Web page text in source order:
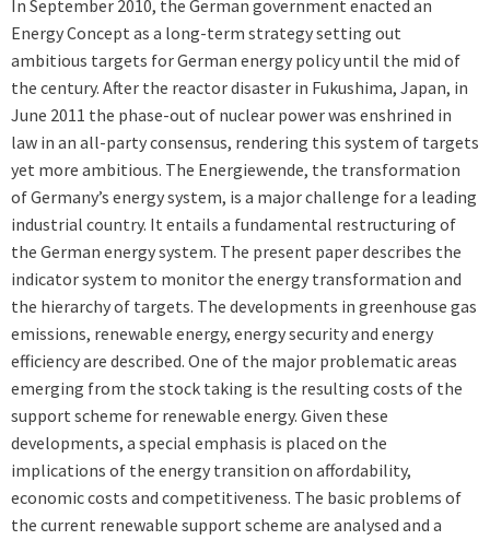
In September 2010, the German government enacted an
Energy Concept as a long-term strategy setting out
ambitious targets for German energy policy until the mid of
the century. After the reactor disaster in Fukushima, Japan, in
June 2011 the phase-out of nuclear power was enshrined in
law in an all-party consensus, rendering this system of targets
yet more ambitious. The Energiewende, the transformation
of Germany’s energy system, is a major challenge for a leading
industrial country. It entails a fundamental restructuring of
the German energy system. The present paper describes the
indicator system to monitor the energy transformation and
the hierarchy of targets. The developments in greenhouse gas
emissions, renewable energy, energy security and energy
efficiency are described. One of the major problematic areas
emerging from the stock taking is the resulting costs of the
support scheme for renewable energy. Given these
developments, a special emphasis is placed on the
implications of the energy transition on affordability,
economic costs and competitiveness. The basic problems of
the current renewable support scheme are analysed and a